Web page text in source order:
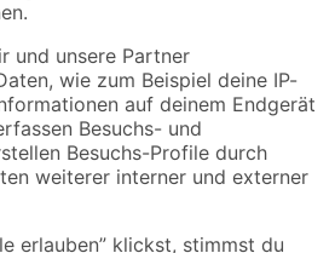
Versandarten